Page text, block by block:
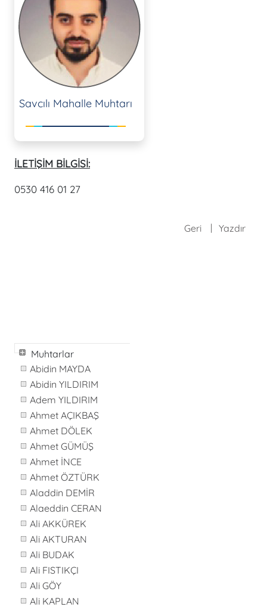
Savcılı Mahalle Muhtarı
İLETİŞİM BİLGİSİ:
0530 416 01 27
Geri Yazdır
Muhtarlar
Abidin MAYDA
Abidin YILDIRIM
Adem YILDIRIM
Ahmet AÇIKBAŞ
Ahmet DÖLEK
Ahmet GÜMÜŞ
Ahmet İNCE
Ahmet ÖZTÜRK
Aladdin DEMİR
Alaeddin CERAN
Ali AKKÜREK
Ali AKTURAN
Ali BUDAK
Ali FISTIKÇI
Ali GÖY
Ali KAPLAN